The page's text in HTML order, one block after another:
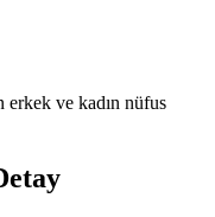
ve kadın nüfus